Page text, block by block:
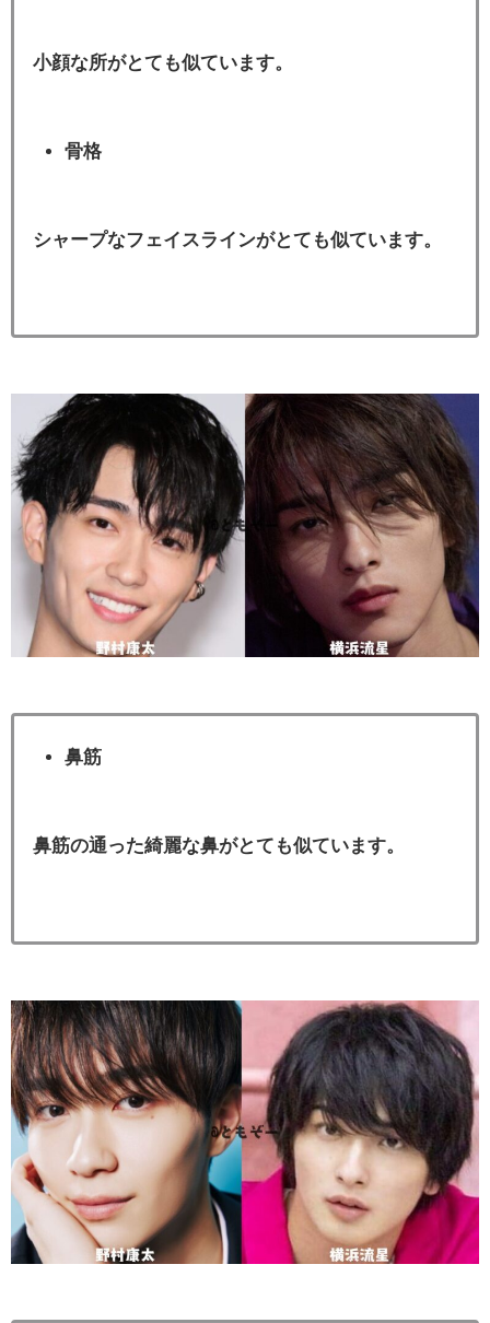
小顔な所がとても似ています。
骨格
シャープなフェイスラインがとても似ています。
鼻筋
鼻筋の通った綺麗な鼻がとても似ています。